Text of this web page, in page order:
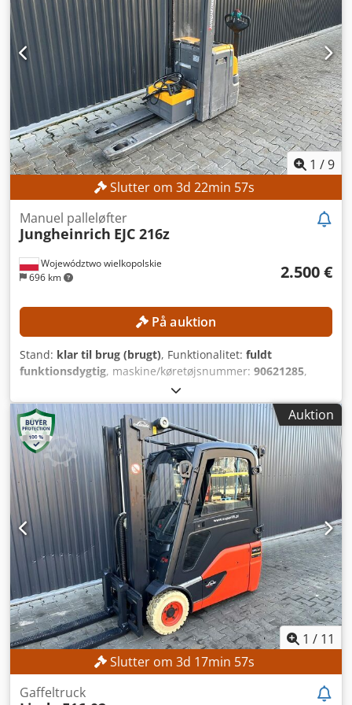
excentrisk - Central dome DN 400 med integreret si-
cylinderelement (Til at holde maskekagen fugtig) Mål: - 3
tanke 18.000 liter: Ø 2.000 mm, højde 5.600 mm - 3 tanke
15.300 liter: Ø 2.000 mm, højde 4.800 mm - Frihøjde under
tank: ca. 550 mm
1 /9
Slutter om 3d 22min 55s
Województwo wielkopolskie
696 km
Manuel palleløfter
Jungheinrich EJC 216z
2.500 €
På auktion
Stand: klar til brug (brugt), Funktionalitet: fuldt
funktionsdygtig, maskine/køretøjsnummer: 90621285,
, driftstimer:
mm, bygningshøjde:1.950 mm, Ingen minimumspris –
garanteret salg til det højeste bud! TEKNISKE DETALJER
Løftehøjde: 2.800 mm Totalhøjde: 1.950 mm MASKINENS
DETALJER Masttype: Standardmast Batteritype: Lithium-
ion-batteri Driftstimer: 560 timer UDSTYR Dksdpfszrlw Aox
Apwor Indledende løft Oplader Ekstern reference:
SL1145SP
Auktion
1 / 11
Slutter om 3d 17min 55s
Gaffeltruck